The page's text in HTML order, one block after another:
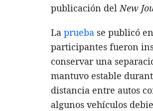
publicación del New
La prueba se publicó
participantes fueron
conservar una
mantuvo estable
distancia entre autos
algunos vehículos